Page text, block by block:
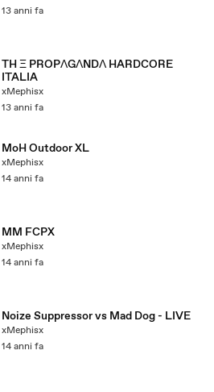
13 anni fa
TH Ξ PROPΛGΛNDΛ HARDCORE
ITALIA
xMephisx
13 anni fa
MoH Outdoor XL
xMephisx
14 anni fa
MM FCPX
xMephisx
14 anni fa
Noize Suppressor vs Mad Dog - LIVE
xMephisx
14 anni fa